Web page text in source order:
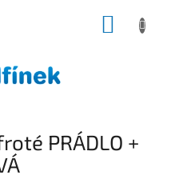
PRÁDLO +